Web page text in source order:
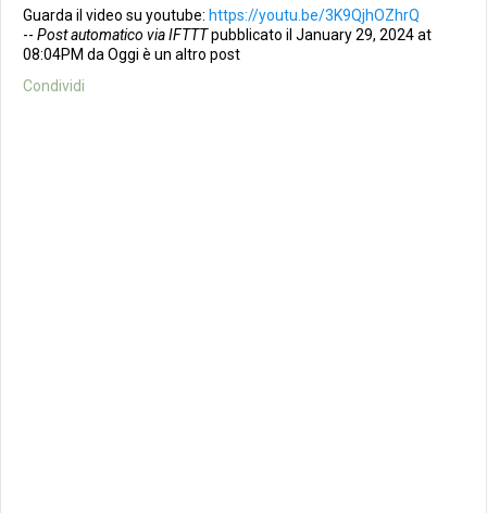
Guarda il video su youtube: https://youtu.be/3K9QjhOZhrQ
-- Post automatico via IFTTTpubblicato il January 29, 2024 at
08:04PM da Oggi è un altro post
Condividi